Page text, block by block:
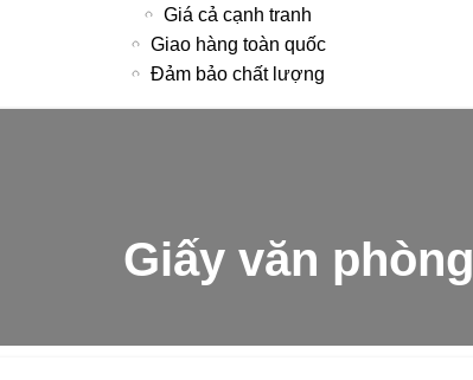
Giá cả cạnh tranh
Giao hàng toàn quốc
Đảm bảo chất lượng
Giấy văn phòng